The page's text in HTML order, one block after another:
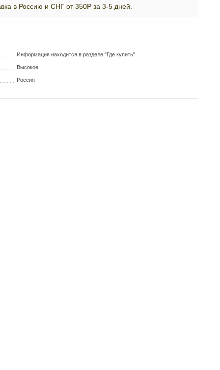
в Россию и СНГ от 350Р за 3-5 дней.
Информация находится в разделе "Где купить"
Высокое
Россия